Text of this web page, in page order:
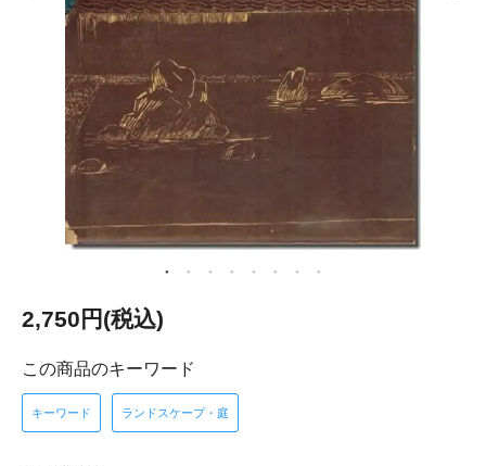
2,750円(税込)
この商品のキーワード
キーワード ランドスケープ・庭